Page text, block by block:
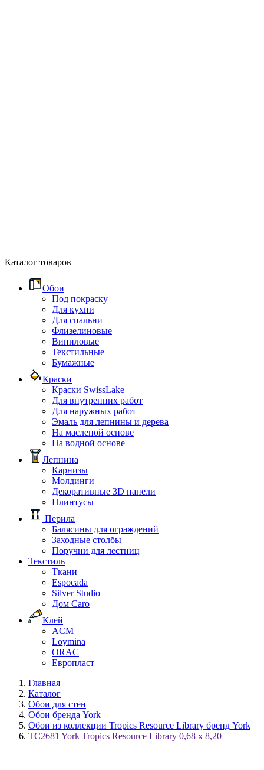
Каталог товаров
Обои
Под покраску
Для кухни
Для спальни
Флизелиновые
Виниловые
Текстильные
Бумажные
Краски
Краски SwissLake
Для внутренних работ
Для наружных работ
Эмаль для лепнины и дерева
На масленой основе
На водной основе
Лепнина
Карнизы
Молдинги
Декоративные 3D панели
Плинтусы
Перила
Балясины для ограждений
Заходные столбы
Поручни для лестниц
Текстиль
Ткани
Espocada
Silver Studio
Дом Caro
Клей
ACM
Loymina
ORAC
Европласт
Главная
Каталог
Обои для стен
Обои бренда York
Обои из коллекции Tropics Resource Library бренд York
TC2681 York Tropics Resource Library 0,68 x 8,20